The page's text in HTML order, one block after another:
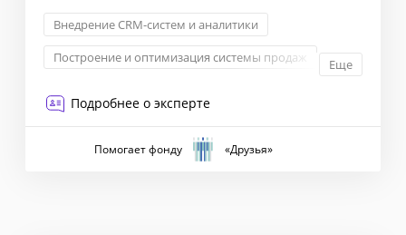
Внедрение CRM-систем и аналитики
Построение и оптимизация системы продаж
Еще
Подробнее о эксперте
Помогает фонду «Друзья»